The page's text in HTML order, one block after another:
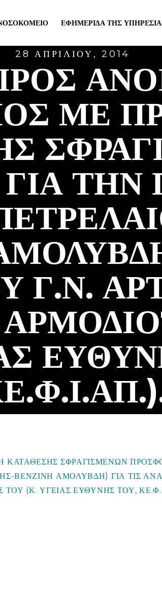
ΕΦΗΜΕΡΊΔΑ ΤΗΣ
28 ΑΠΡΙΛΊΟΥ, 2014
ΜΕ
ΤΗΝ
Γ.Ν.
ΚΑΤΑΘΕΣΗΣ ΣΦΡΑΓΙΣΜΕΝΩΝ
ΒΕΝΖΙΝΗ ΑΜΟΛΥΒΔΗ) ΓΙΑ ΤΙΣ
(Κ. ΥΓΕΙΑΣ ΕΥΘΥΝΗΣ ΤΟΥ,